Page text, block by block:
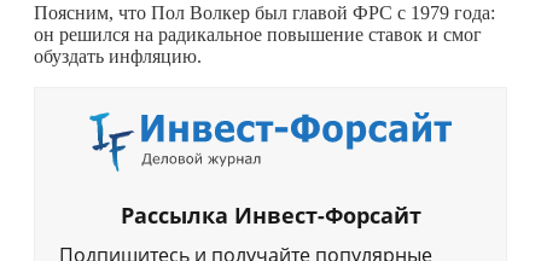
Поясним, что Пол Волкер был главой ФРС с 1979 года:
он решился на радикальное повышение ставок и смог
обуздать инфляцию.
Рассылка Инвест-Форсайт
Подпишитесь и получайте популярные